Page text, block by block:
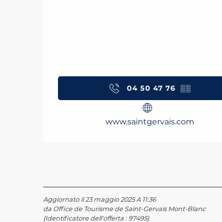
04 50 47 76 ▒▒
www.saintgervais.com
Aggiornato il 23 maggio 2025 A 11:36
da Office de Tourisme de Saint-Gervais Mont-Blanc
(Identificatore dell'offerta : 97495)